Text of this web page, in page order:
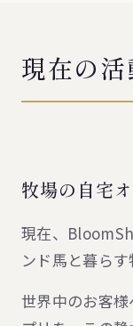
現在の活
牧場の自宅
現在、
ンド馬と暮らす
世界中のお客